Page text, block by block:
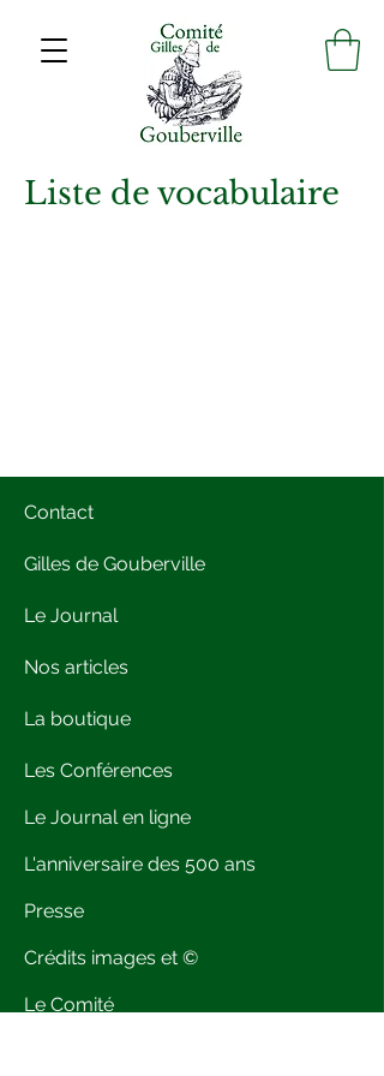
Liste de vocabulaire
Contact
Gilles de Gouberville
Le Journal
Nos articles
La boutique
Les Conférences
Le Journal en ligne
L'anniversaire des 500 ans
Presse
Crédits images et ©
Le Comité